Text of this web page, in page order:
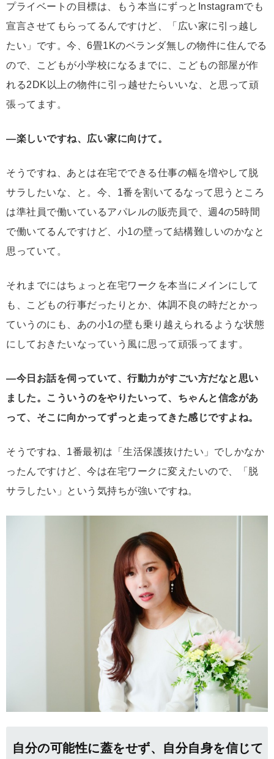
プライベートの目標は、もう本当にずっとInstagramでも
宣言させてもらってるんですけど、「広い家に引っ越し
たい」です。今、6畳1Kのベランダ無しの物件に住んでる
ので、こどもが小学校になるまでに、こどもの部屋が作
れる2DK以上の物件に引っ越せたらいいな、と思って頑
張ってます。
―楽しいですね、広い家に向けて。
そうですね、あとは在宅でできる仕事の幅を増やして脱
サラしたいな、と。今、1番を割いてるなって思うところ
は準社員で働いているアパレルの販売員で、週4の5時間
で働いてるんですけど、小1の壁って結構難しいのかなと
思っていて。
それまでにはちょっと在宅ワークを本当にメインにして
も、こどもの行事だったりとか、体調不良の時だとかっ
ていうのにも、あの小1の壁も乗り越えられるような状態
にしておきたいなっていう風に思って頑張ってます。
―今日お話を伺っていて、行動力がすごい方だなと思い
ました。こういうのをやりたいって、ちゃんと信念があ
って、そこに向かってずっと走ってきた感じですよね。
そうですね、1番最初は「生活保護抜けたい」でしかなか
ったんですけど、今は在宅ワークに変えたいので、「脱
サラしたい」という気持ちが強いですね。
自分の可能性に蓋をせず、自分自身を信じて